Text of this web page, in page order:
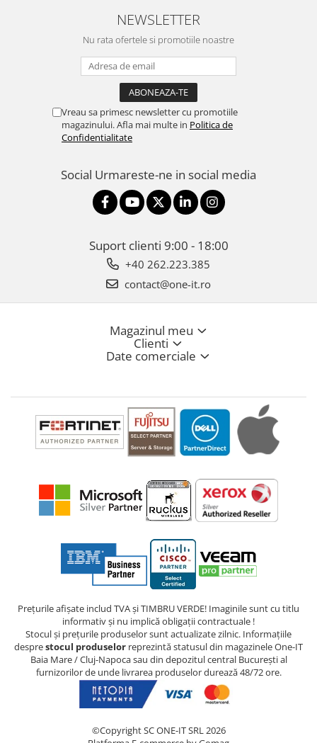
NEWSLETTER
Nu rata ofertele si promotiile noastre
Vreau sa primesc newsletter cu promotiile
magazinului. Afla mai multe in Politica de
Confidentialitate
Social Urmareste-ne in social media
Suport clienti 9:00 - 18:00
+40 262.223.385
contact@one-it.ro
Magazinul meu
Clienti
Date comerciale
Prețurile afișate includ TVA și TIMBRU VERDE! Imaginile sunt cu titlu
informativ și nu implică obligații contractuale !
Stocul și prețurile produselor sunt actualizate zilnic. Informațiile
desprestocul produselor reprezintă statusul din magazinele One-IT
Baia Mare / Cluj-Napoca sau din depozitul central București al
furnizorilor de unde livrarea produselor durează 48/72 ore.
©Copyright SC ONE-IT SRL 2026